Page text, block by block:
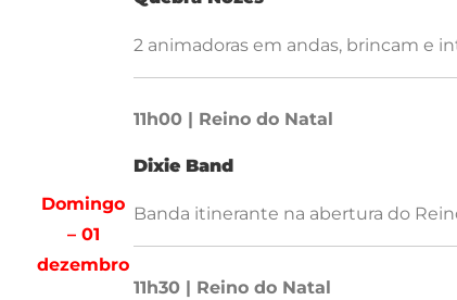
Domingo
– 01
dezembro
2 animadoras em andas, brincam e
11h00 | Reino do Natal
Dixie Band
Banda itinerante na abertura do
11h30 | Reino do Natal